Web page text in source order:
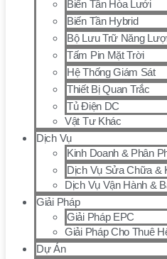
Biến Tần Hòa Lưới
Biến Tần Hybrid
Bộ Lưu Trữ Năng
Tấm Pin Mặt Trời
Hệ Thống Giám Sát
Thiết Bị Quan Trắc
Tủ Điện DC
Vật Tư Khác
Dịch Vụ
Kinh Doanh & Phân
Dịch Vụ Sửa Chữa &
Dịch Vụ Vận Hành &
Giải Pháp
Giải Pháp EPC
Giải Pháp Cho Thuê
Dự Án